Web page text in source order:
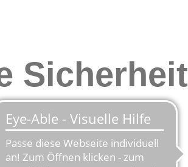
Sicherheit
Mit der
zertifizierten
Fahrradbranche neue